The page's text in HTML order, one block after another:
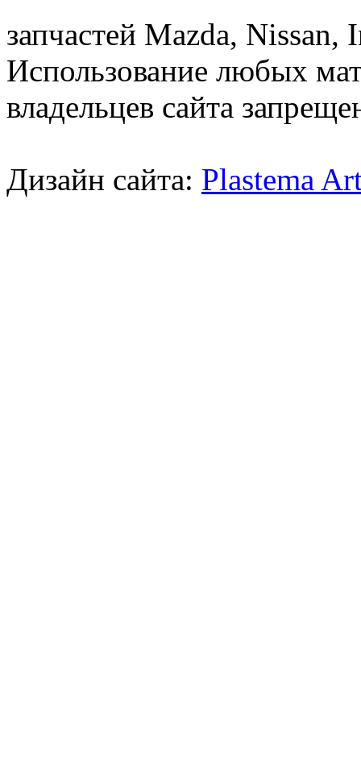
запчастей Mazda,
Использование любых
владельцев сайта
Дизайн сайта: Plastema